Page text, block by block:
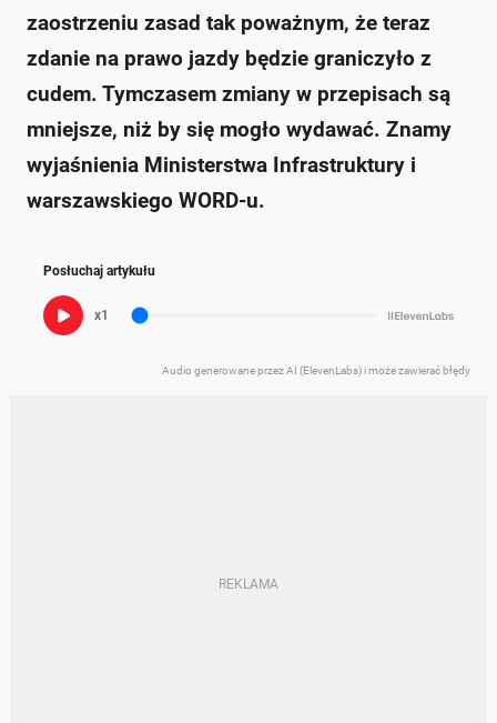
zaostrzeniu zasad tak poważnym, że teraz
zdanie na prawo jazdy będzie graniczyło z
cudem. Tymczasem zmiany w przepisach są
mniejsze, niż by się mogło wydawać. Znamy
wyjaśnienia Ministerstwa Infrastruktury i
warszawskiego WORD-u.
Posłuchaj artykułu
x1
Audio generowane przez AI (ElevenLabs) i może zawierać błędy